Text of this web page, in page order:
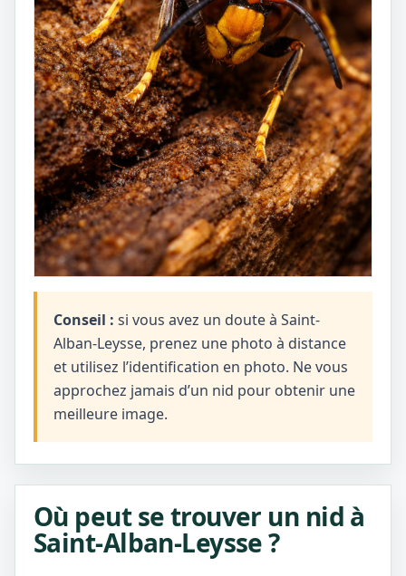
Conseil : si vous avez un doute à Saint-
Alban-Leysse, prenez une photo à distance
et utilisez l’identification en photo. Ne vous
approchez jamais d’un nid pour obtenir une
meilleure image.
Où peut se trouver un nid à
Saint-Alban-Leysse ?